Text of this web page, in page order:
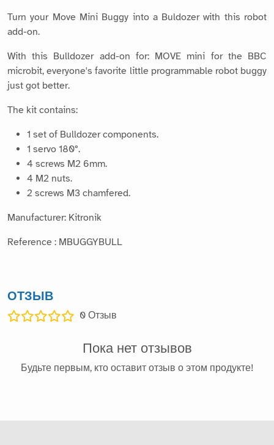
Turn your Move Mini Buggy into a Buldozer with this robot
add-on.
With this Bulldozer add-on for: MOVE mini for the BBC
microbit, everyone's favorite little programmable robot buggy
just got better.
The kit contains:
1 set of Bulldozer components.
1 servo 180°.
4 screws M2 6mm.
4 M2 nuts.
2 screws M3 chamfered.
Manufacturer: Kitronik
Reference : MBUGGYBULL
ОТЗЫВ
0 Отзыв
Пока нет отзывов
Будьте первым, кто оставит отзыв о этом продукте!